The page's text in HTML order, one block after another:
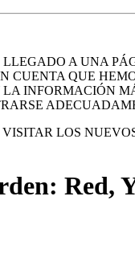
LLEGADO A UNA
CUENTA QUE
LA INFORMACIÓN
LOS
Red,